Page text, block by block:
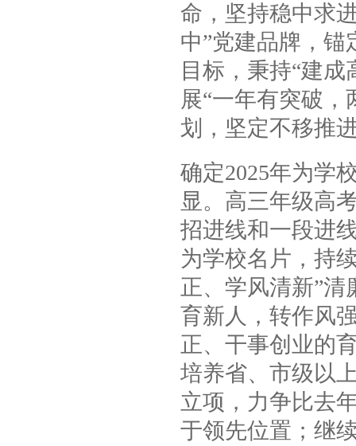
命，坚持稳中求
中”党建品牌，锚
目标，秉持“建
展“一年有突破
划，坚定不移推
确定2025年为学
显。高三年级高
招进线和一段进
为学校名片，持
正、学风清新”
育新人，转作风
正、干事创业的
培养省、市级以
立项，力争比去
于领先位置；继